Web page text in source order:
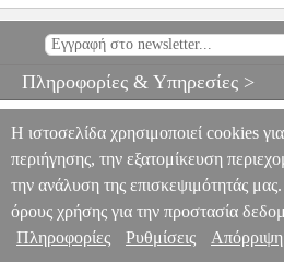
ΕΚΔΟΣΕΙΣ RICORDI MSC.605748
SONATA OP.78 PER
0
Πληροφορίες & Υπηρεσίες >
Η ιστοσελίδα χρησιμοποιεί cookies
περιήγησης, την εξατομίκευση
την ανάλυση της επισκεψιμότητάς
όρους χρήσης για την προστασία
Πληροφορίες
Ρυθμίσεις Απόρριψη